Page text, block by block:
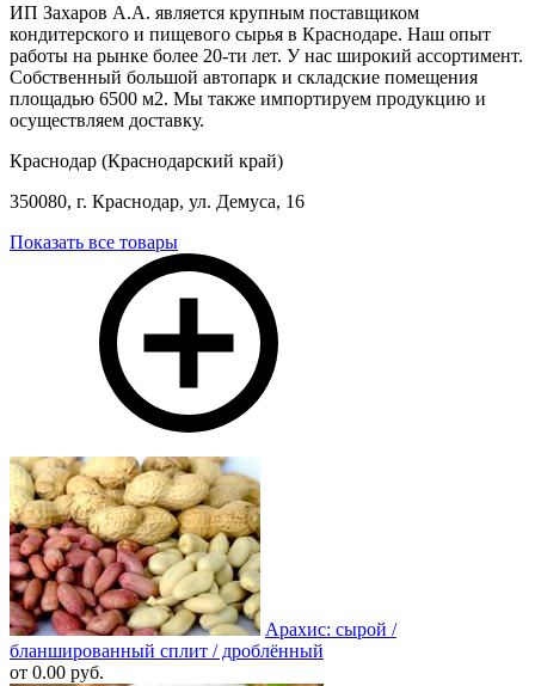
ИП Захаров А.А. является крупным поставщиком
кондитерского и пищевого сырья в Краснодаре. Наш опыт
работы на рынке более 20-ти лет. У нас широкий ассортимент.
Собственный большой автопарк и складские помещения
площадью 6500 м2. Мы также импортируем продукцию и
осуществляем доставку.
Краснодар (Краснодарский край)
350080, г. Краснодар, ул. Демуса, 16
Показать все товары
Арахис: сырой /
бланшированный сплит / дроблённый
от 0.00 руб.